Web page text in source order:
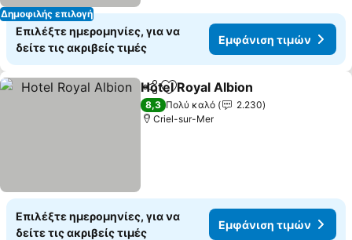
Δημοφιλής επιλογή
Επιλέξτε ημερομηνίες, για να
δείτε τις ακριβείς τιμές
Εμφάνιση τιμών
Κοινοποίηση
Προσθήκη στα αγαπημένα
Hotel Royal Albion
8,3 Πολύ καλό
2.230
Criel-sur-Mer
Επιλέξτε ημερομηνίες, για να
δείτε τις ακριβείς τιμές
Εμφάνιση τιμών